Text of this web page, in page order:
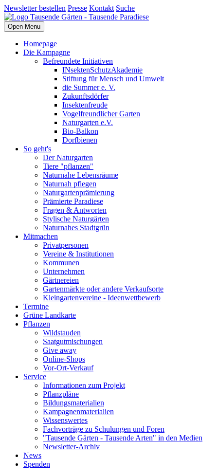
Newsletter bestellen Presse Kontakt Suche
Open Menu
Homepage
Die Kampagne
Befreundete Initiativen
INsektenSchutzAkademie
Stiftung für Mensch und Umwelt
die Summer e. V.
Zukunftsdörfer
Insektenfreude
Vogelfreundlicher Garten
Naturgarten e.V.
Bio-Balkon
Dorfbienen
So geht's
Der Naturgarten
Tiere "pflanzen"
Naturnahe Lebensräume
Naturnah pflegen
Naturgartenprämierung
Prämierte Paradiese
Fragen & Antworten
Stylische Naturgärten
Naturnahes Stadtgrün
Mitmachen
Privatpersonen
Vereine & Institutionen
Kommunen
Unternehmen
Gärtnereien
Gartenmärkte oder andere Verkaufsorte
Kleingartenvereine - Ideenwettbewerb
Termine
Grüne Landkarte
Pflanzen
Wildstauden
Saatgutmischungen
Give away
Online-Shops
Vor-Ort-Verkauf
Service
Informationen zum Projekt
Pflanzpläne
Bildungsmaterialien
Kampagnenmaterialien
Wissenswertes
Fachvorträge zu Schulungen und Foren
"Tausende Gärten - Tausende Arten" in den Medien
Newsletter-Archiv
News
Spenden